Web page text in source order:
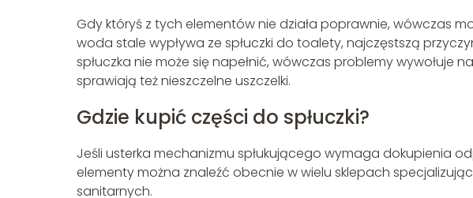
Gdy któryś z tych elementów nie działa poprawnie, wówczas
woda stale wypływa ze spłuczki do toalety, najczęstszą
spłuczka nie może się napełnić, wówczas problemy wywołuje
sprawiają też nieszczelne uszczelki.
Gdzie kupić części do spłuczki?
Jeśli usterka mechanizmu spłukującego wymaga dokupienia
elementy można znaleźć obecnie w wielu sklepach
sanitarnych.